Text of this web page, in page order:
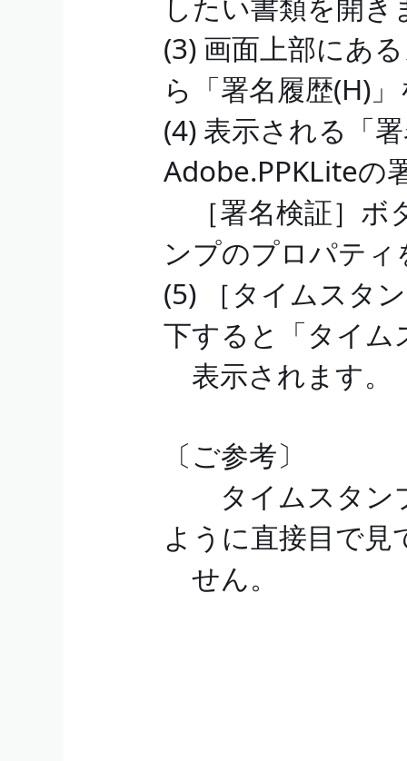
(3) 画面上部にあ
ら「署名履歴(H)
(4) 表示される「
Adobe.PPKLiteの
［署名検証］ボ
ンプのプロパテ
(5) ［タイムスタ
下すると「タイム
表示されます。
〔ご参考〕
タイムスタン
ように直接目で
せん。